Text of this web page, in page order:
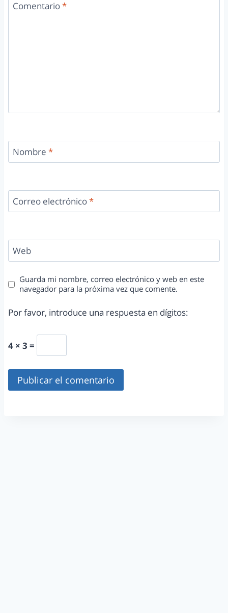
Comentario*
Nombre *
Correo electrónico*
Web
Guarda mi nombre, correo electrónico y web en este
navegador para la próxima vez que comente.
Por favor, introduce una respuesta en dígitos:
4 × 3 =